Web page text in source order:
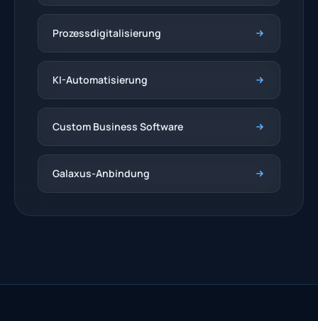
Prozessdigitalisierung
KI-Automatisierung
Custom Business Software
Galaxus-Anbindung